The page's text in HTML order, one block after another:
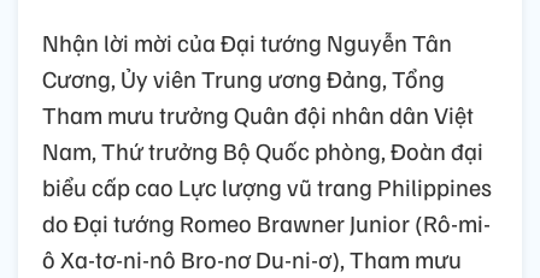
Nhận lời mời của Đại tướng Nguyễn Tân
Cương, Ủy viên Trung ương Đảng, Tổng
Tham mưu trưởng Quân đội nhân dân Việt
Nam, Thứ trưởng Bộ Quốc phòng, Đoàn đại
biểu cấp cao Lực lượng vũ trang Philippines
do Đại tướng Romeo Brawner Junior (Rô-mi-
ô Xa-tơ-ni-nô Bro-nơ Du-ni-ơ), Tham mưu